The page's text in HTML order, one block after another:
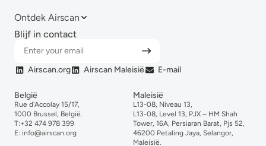
Ontdek Airscan
Blijf in contact
Airscan.org Airscan Maleisië E-mail
België
Rue d'Accolay 15/17,
1000 Brussel, België.
T:+32 474 978 399
E: info@airscan.org
Maleisië
L13-08, Niveau 13,
L13-08, Level 13, PJX – HM Shah
Tower, 16A, Persiaran Barat, Pjs 52,
46200 Petaling Jaya, Selangor,
Maleisië.